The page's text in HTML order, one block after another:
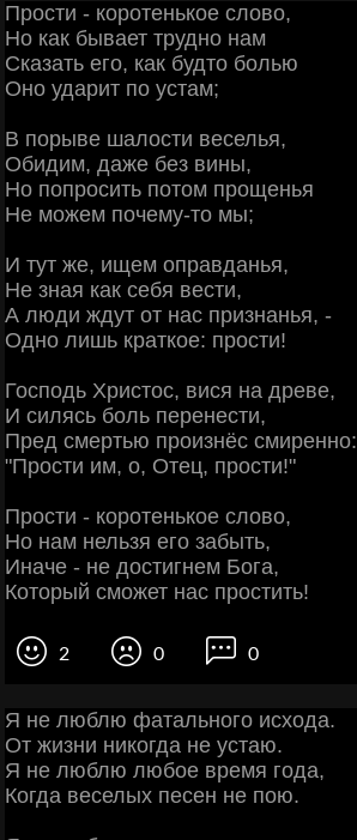
Прости - коротенькое слово,
Но как бывает трудно нам
Сказать его, как будто болью
Оно ударит по устам;
В порыве шалости веселья,
Обидим, даже без вины,
Но попросить потом прощенья
Не можем почему-то мы;
И тут же, ищем оправданья,
Не зная как себя вести,
А люди ждут от нас признанья, -
Одно лишь краткое: прости!
Господь Христос, вися на древе,
И силясь боль перенести,
Пред смертью произнёс смиренно:
"Прости им, о, Отец, прости!"
Прости - коротенькое слово,
Но нам нельзя его забыть,
Иначе - не достигнем Бога,
Который сможет нас простить!
2 0 0
Я не люблю фатального исхода.
От жизни никогда не устаю.
Я не люблю любое время года,
Когда веселых песен не пою.